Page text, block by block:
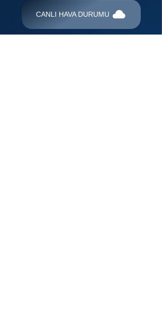
CANLI HAVA DURUMU